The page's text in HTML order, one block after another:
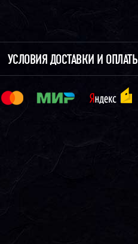
УСЛОВИЯ ДОСТАВКИ И ОПЛАТЫ